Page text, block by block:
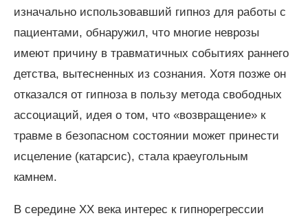
изначально использовавший гипноз для работы с
пациентами, обнаружил, что многие неврозы
имеют причину в травматичных событиях раннего
детства, вытесненных из сознания. Хотя позже он
отказался от гипноза в пользу метода свободных
ассоциаций, идея о том, что «возвращение» к
травме в безопасном состоянии может принести
исцеление (катарсис), стала краеугольным
камнем.
В середине XX века интерес к гипнорегрессии